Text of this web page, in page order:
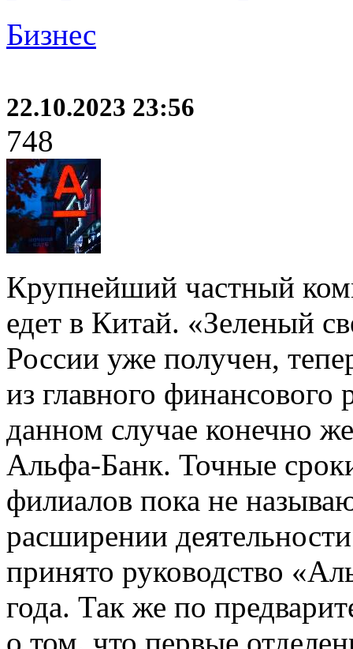
Бизнес
22.10.2023 23:56
748
Крупнейший частный
едет в Китай. «Зеленый
России уже получен,
из главного финансового
данном случае конечно
Альфа-Банк. Точные
филиалов пока не
расширении
принято руководство
года. Так же по
о том, что первые